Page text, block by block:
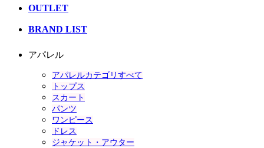
OUTLET
BRAND LIST
アパレル
アパレルカテゴリすべて
トップス
スカート
パンツ
ワンピース
ドレス
ジャケット・アウター